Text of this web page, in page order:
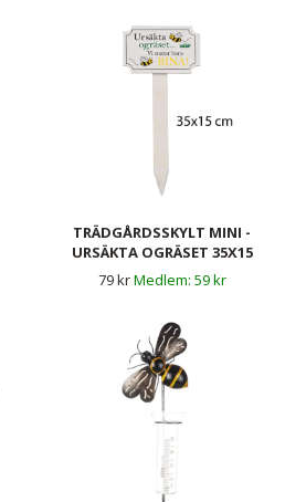
TRÄDGÅRDSSKYLT MINI -
URSÄKTA OGRÄSET 35X15
CM
79 kr 59 kr